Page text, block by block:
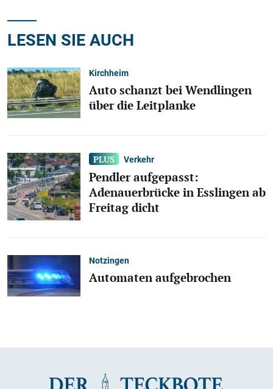
LESEN SIE AUCH
Kirchheim
Auto schanzt bei Wendlingen
über die Leitplanke
Verkehr
Pendler aufgepasst:
Adenauerbrücke in Esslingen ab
Freitag dicht
Notzingen
Automaten aufgebrochen